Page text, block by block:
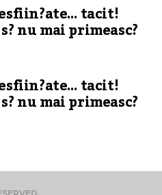
tacit!
nu mai primeasc?
tacit!
nu mai primeasc?